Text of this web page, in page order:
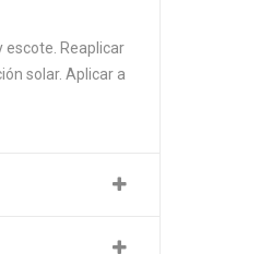
escote. Reaplicar
solar. Aplicar a